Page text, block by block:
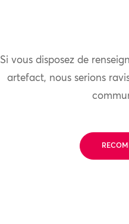
Si vous disposez de
artefact, nous serions